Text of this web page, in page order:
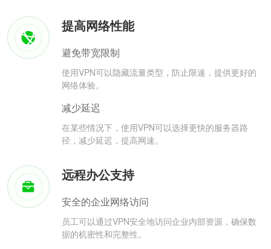
提高网络性能
避免带宽限制
使用VPN可以隐藏流量类型，防止限速，提供更好的
网络体验。
减少延迟
在某些情况下，使用VPN可以选择更快的服务器路
径，减少延迟，提高网速。
远程办公支持
安全的企业网络访问
员工可以通过VPN安全地访问企业内部资源，确保数
据的机密性和完整性。